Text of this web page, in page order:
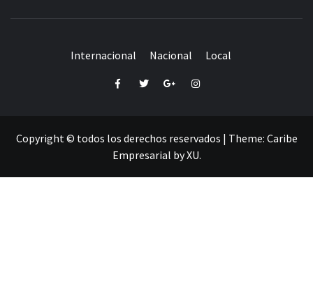
Internacional Nacional Local
FacebookTwitterGoogle+Instagram
Copyright © todos los derechos reservados | Theme: Caribe
Empresarial byXU.